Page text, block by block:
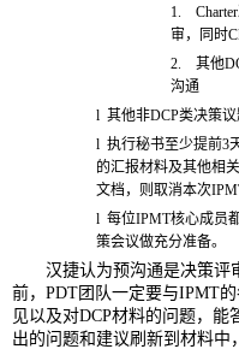
1.
Charter
审，同时
2.
其他
沟通
l 其他非DCP类决策
l 执行秘书至少提前3
的汇报材料及其他相
文档，则取消本次
l 每位IPMT核心成员
策会议做充分准备。
汉捷认为预沟通是决策评
前，PDT团队一定要与IPMT
见以及对DCP材料的问题，
出的问题和建议刷新到材料